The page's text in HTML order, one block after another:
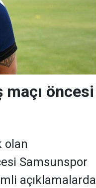
maçı öncesi
olan
Samsunspor
açıklamalarda